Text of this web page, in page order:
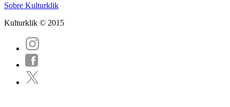
Sobre Kulturklik
Kulturklik © 2015